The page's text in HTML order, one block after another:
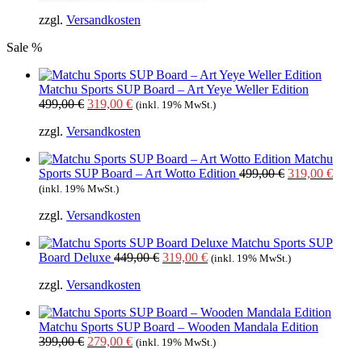
zzgl. Versandkosten
Sale %
Matchu Sports SUP Board – Art Yeye Weller Edition
499,00€ Ursprünglicher
war:
319,00 €Aktueller
ist:
(inkl. 19% MwSt.)
zzgl. Versandkosten
Matchu
Sports SUP Board – Art Wotto Edition 499,00€ 319,00 €
(inkl. 19% MwSt.)
zzgl. Versandkosten
Matchu Sports SUP
Board Deluxe 449,00€ Ursprünglicher
319,00 €Aktueller
(inkl. 19% MwSt.)
zzgl. Versandkosten
Matchu Sports SUP Board – Wooden Mandala Edition
399,00€ Ursprünglicher
279,00 €Aktueller
(inkl. 19% MwSt.)